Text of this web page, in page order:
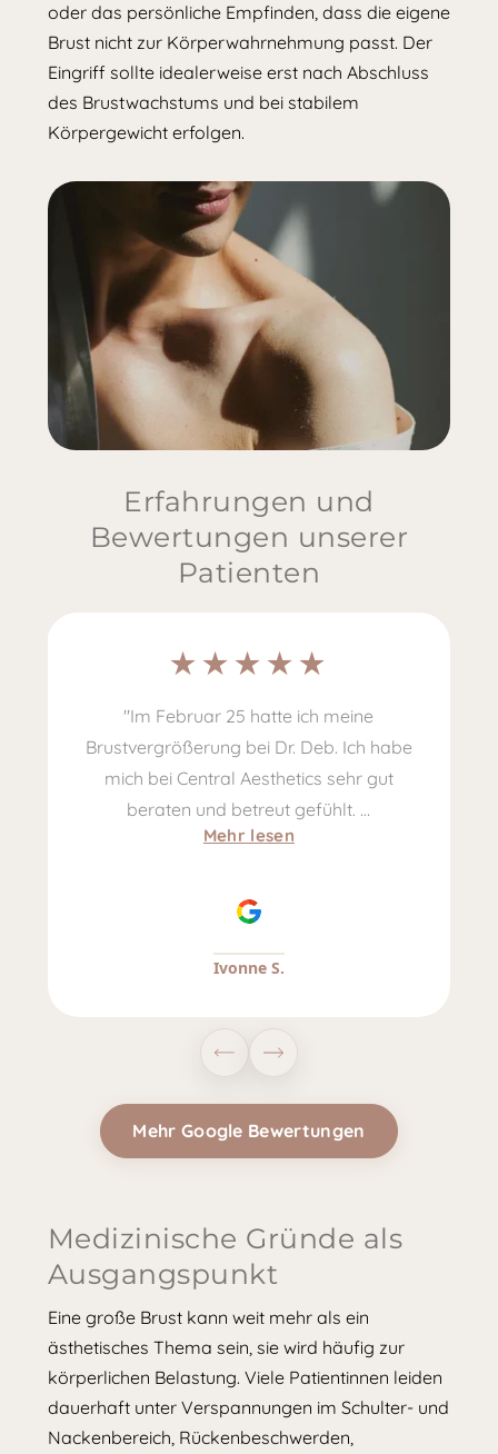
oder das persönliche Empfinden, dass die eigene
Brust nicht zur Körperwahrnehmung passt. Der
Eingriff sollte idealerweise erst nach Abschluss
des Brustwachstums und bei stabilem
Körpergewicht erfolgen.
Erfahrungen und
Bewertungen unserer
Patienten
"Im Februar 25 hatte ich meine
Brustvergrößerung bei Dr. Deb. Ich habe
mich bei Central Aesthetics sehr gut
beraten und betreut gefühlt. …
Mehr lesen
Ivonne S.
Mehr Google Bewertungen
Medizinische Gründe als
Ausgangspunkt
Eine große Brust kann weit mehr als ein
ästhetisches Thema sein, sie wird häufig zur
körperlichen Belastung. Viele Patientinnen leiden
dauerhaft unter Verspannungen im Schulter- und
Nackenbereich, Rückenbeschwerden,